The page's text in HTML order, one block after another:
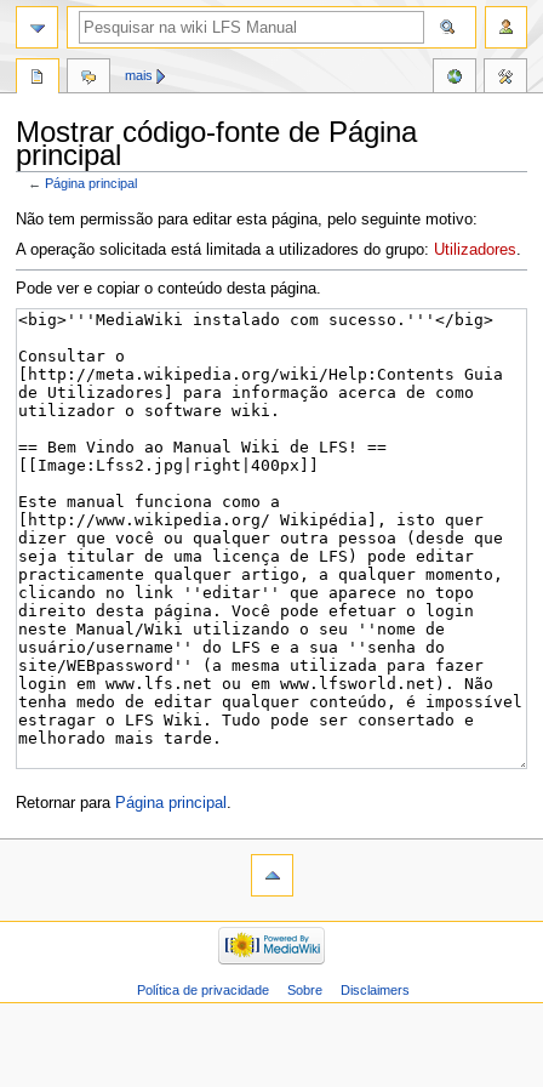
Mostrar código-fonte de Página
principal
←Página principal
Saltar
para
navegação
Saltar
para
pesquisa
Não tem permissão para editar esta página, pelo seguinte motivo:
A operação solicitada está limitada a utilizadores do grupo: Utilizadores.
Pode ver e copiar o conteúdo desta página.
Retornar para Página principal
mais
Política de privacidade Sobre Disclaimers